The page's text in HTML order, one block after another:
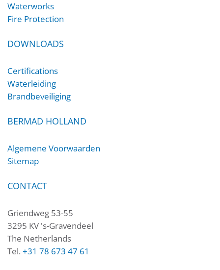
Waterworks
Fire Protection
DOWNLOADS
Certifications
Waterleiding
Brandbeveiliging
BERMAD HOLLAND
Algemene Voorwaarden
Sitemap
CONTACT
Griendweg 53-55
3295 KV 's-Gravendeel
The Netherlands
Tel. +31 78 673 47 61